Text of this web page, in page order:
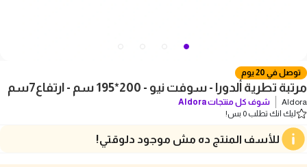
توصل في 20 يوم
مرتبة تطرية ألدورا - سوفت نيو - 200*195 سم - ارتفاع7سم
Aldora شوف كل منتجاتAldora
ليك انك تطلب 0 بس!
للأسف المنتج ده مش موجود دلوقتي!